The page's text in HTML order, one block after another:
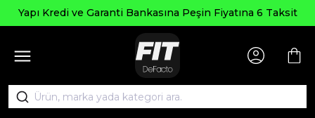
Yapı Kredi ve Garanti Bankasına Peşin Fiyatına 6 Taksit